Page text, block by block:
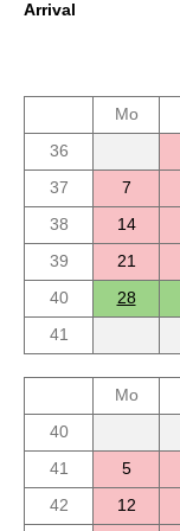
Arrival
Mo
36
37
7
38
14
39
21
40
28
41
Mo
40
41
5
42
12